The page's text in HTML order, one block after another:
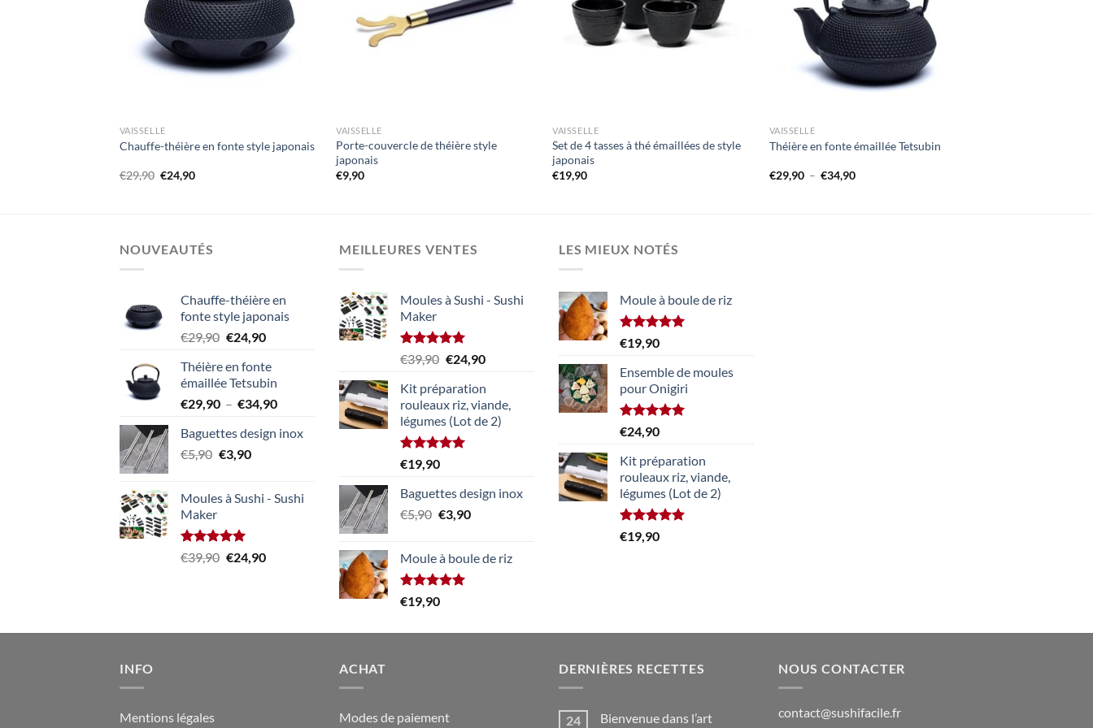
VAISSELLE
Chauffe-théière en fonte style japonais
€29,90 Le
prix
€24,90Le
VAISSELLE
Porte-couvercle de théière style
japonais
€9,90
VAISSELLE
Set de 4 tasses à thé émaillées de style
japonais
€19,90
VAISSELLE
Théière en fonte émaillée Tetsubin
€29,90 – €34,90Plage
NOUVEAUTÉS
Chauffe-théière en
fonte style japonais
€29,90 Le
initial
était :
€29,90.
€24,90Le
actuel
est :
€24,90.
Théière en fonte
émaillée Tetsubin
€29,90 – €34,90Plage
prix :
Baguettes design inox
€5,90 Le
était :
€3,90Le
est :
Moules à Sushi - Sushi
Maker
Note5.00
sur 5
€39,90 Le
€24,90Le
MEILLEURES VENTES
Moules à Sushi - Sushi
Maker
Note5.00
sur 5
€39,90 Le
initial
était :
€39,90.
€24,90Le
actuel
est :
€24,90.
Kit préparation
rouleaux riz, viande,
légumes (Lot de 2)
Note5.00
sur 5
€19,90
Baguettes design inox
€5,90 Le
était :
€5,90.
€3,90Le
est :
Moule à boule de riz
Note5.00
sur 5
€19,90
LES MIEUX NOTÉS
Moule à boule de riz
Note5.00
sur 5
€19,90
Ensemble de moules
pour Onigiri
Note5.00
sur 5
€24,90
Kit préparation
rouleaux riz, viande,
légumes (Lot de 2)
Note5.00
sur 5
€19,90
INFO
Mentions légales
ACHAT
Modes de paiement
DERNIÈRES RECETTES
24
Bienvenue dans l’art
NOUS CONTACTER
contact@sushifacile.fr